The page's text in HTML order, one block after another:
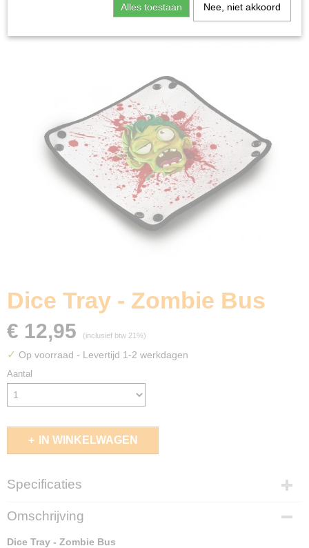
Dice Tray - Zombie Bus
€ 12,95 (inclusief btw 21%)
✓ Op voorraad - Levertijd 1-2 werkdagen
Aantal
IN WINKELWAGEN
Specificaties
EAN code
3760169099303
Omschrijving
Dice Tray - Zombie Bus
Alles toestaan Nee, niet akkoord